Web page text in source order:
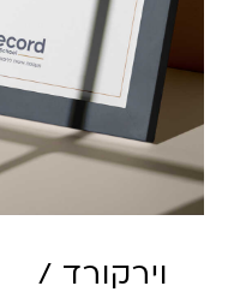
וירקורד /